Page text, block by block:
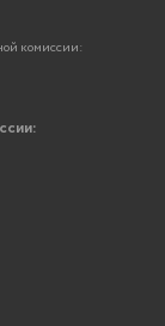
комиссии: